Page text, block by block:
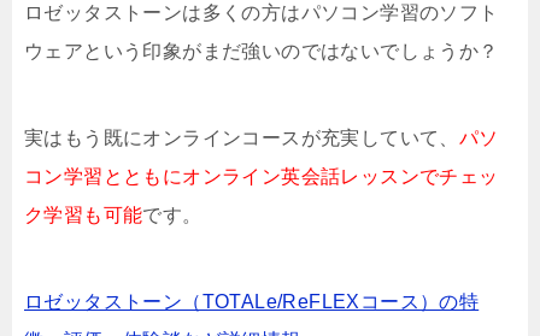
ロゼッタストーンは多くの方はパソコン学習のソフト
ウェアという印象がまだ強いのではないでしょうか？
実はもう既にオンラインコースが充実していて、 パソ
コン学習とともにオンライン英会話レッスンでチェッ
ク学習も可能です。
ロゼッタストーン（TOTALe/ReFLEXコース）の特